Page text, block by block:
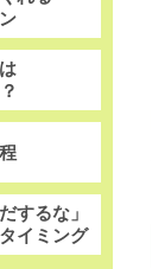
するな」
イミング